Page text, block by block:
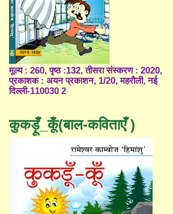
मूल्य : 260, पृष्ठ :132, तीसरा संस्करण : 2020,
प्रकाशक : अयन प्रकाशन, 1/20, महरौली, नई
दिल्ली-110030 2
कुकड़ूँ_कूँ(बाल-कविताएँ )